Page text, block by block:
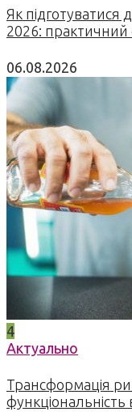
Як підготуватися
2026: практичний
06.08.2026
4
Актуально
Трансформація
функціональність